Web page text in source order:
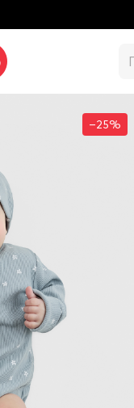
Школьная коллекция!
–25%